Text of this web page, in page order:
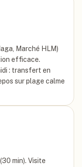
Marché HLM)
efficace.
: transfert en
sur plage calme
min). Visite